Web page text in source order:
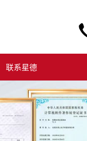
联系星德